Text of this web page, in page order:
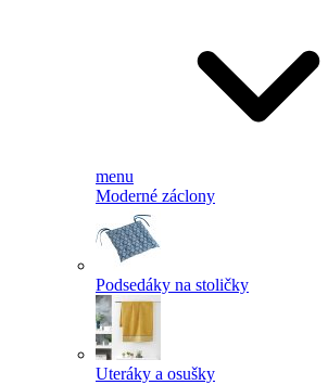
menu
Moderné záclony
Podsedáky na stoličky
Uteráky a osušky